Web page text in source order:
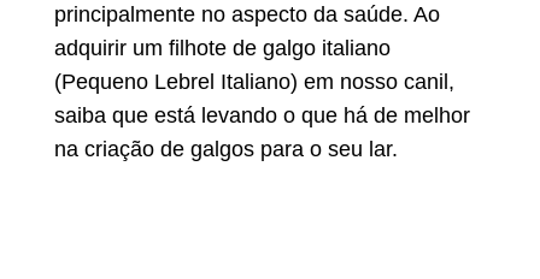
principalmente no aspecto da saúde. Ao
adquirir um filhote de galgo italiano
(Pequeno Lebrel Italiano) em nosso canil,
saiba que está levando o que há de melhor
na criação de galgos para o seu lar.